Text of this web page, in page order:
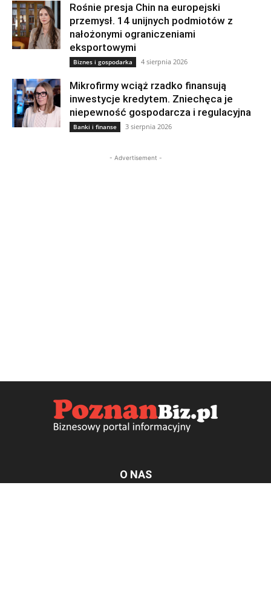
Rośnie presja Chin na europejski
przemysł. 14 unijnych podmiotów z
nałożonymi ograniczeniami
eksportowymi
Biznes i gospodarka 4 sierpnia 2026
Mikrofirmy wciąż rzadko finansują
inwestycje kredytem. Zniechęca je
niepewność gospodarcza i regulacyjna
Banki i finanse 3 sierpnia 2026
- Advertisement -
O NAS